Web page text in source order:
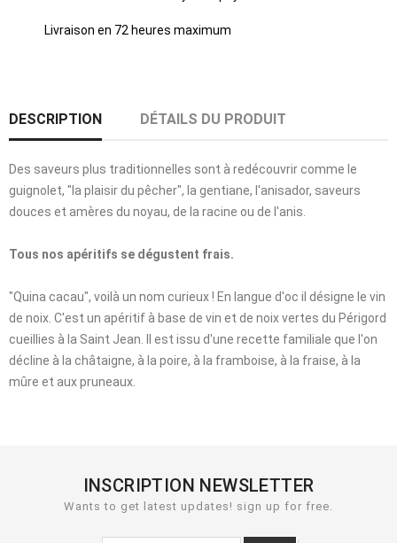
Livraison en 72 heures maximum
DESCRIPTION DÉTAILS DU PRODUIT
Des saveurs plus traditionnelles sont à redécouvrir comme le
guignolet, "la plaisir du pêcher", la gentiane, l'anisador, saveurs
douces et amères du noyau, de la racine ou de l'anis.
Tous nos apéritifs se dégustent frais.
"Quina cacau", voilà un nom curieux ! En langue d'oc il désigne le vin
de noix. C'est un apéritif à base de vin et de noix vertes du Périgord
cueillies à la Saint Jean. Il est issu d'une recette familiale que l'on
décline à la châtaigne, à la poire, à la framboise, à la fraise, à la
mûre et aux pruneaux.
INSCRIPTION NEWSLETTER
Wants to get latest updates! sign up for free.